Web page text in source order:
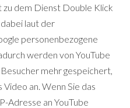
dem Dienst Double Klick
laut der
personenbezogene
werden von YouTube
mehr gespeichert,
Video an. Wenn Sie das
Adresse an YouTube